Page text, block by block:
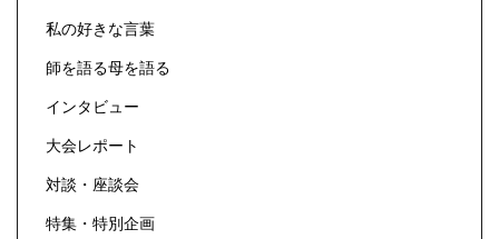
私の好きな言葉
師を語る母を語る
インタビュー
大会レポート
対談・座談会
特集・特別企画